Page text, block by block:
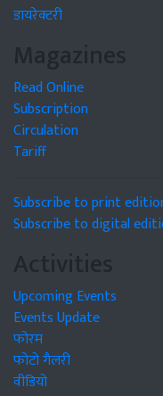
डायरेक्टरी
Magazines
Read Online
Subscription
Circulation
Tariff
Subscribe to print
Subscribe to digital
Activities
Upcoming Events
Events Update
फोरम
फोटो गैलरी
वीडियो